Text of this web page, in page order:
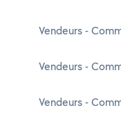
Vendeurs -
Vendeurs -
Vendeurs -